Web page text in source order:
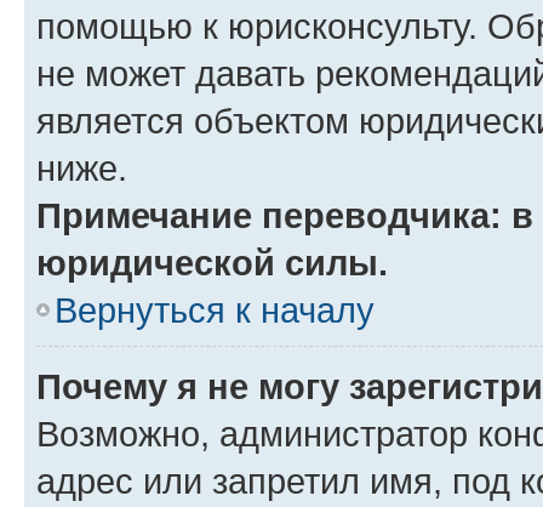
помощью к юрисконсульту.
не может давать
является объектом
ниже.
Примечание переводчика:
юридической силы.
Вернуться к началу
Почему я не могу
Возможно, администратор
адрес или запретил имя, под